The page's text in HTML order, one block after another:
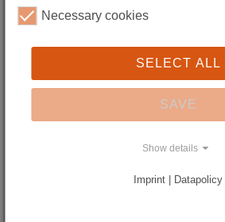
Field: Museum Education
03581 / 8791-128
museumsbildung(at)schlesisches-
Norbert Faust
nfaust(at)schlesisches-museum.de
Necessary cookies
SELECT ALL
SAVE
Show details
Imprint | Datapolicy